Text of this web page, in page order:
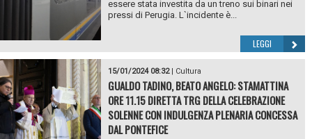
essere stata investita da un treno sui binari nei
pressi di Perugia. L`incidente è...
LEGGI
15/01/2024 08:32| Cultura
GUALDO TADINO, BEATO ANGELO: STAMATTINA
ORE 11.15 DIRETTA TRG DELLA CELEBRAZIONE
SOLENNE CON INDULGENZA PLENARIA CONCESSA
DAL PONTEFICE